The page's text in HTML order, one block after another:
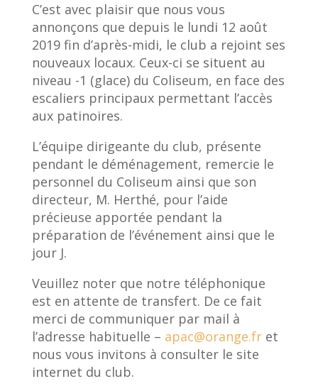
C’est avec plaisir que nous vous
annonçons que depuis le lundi 12 août
2019 fin d’après-midi, le club a rejoint ses
nouveaux locaux. Ceux-ci se situent au
niveau -1 (glace) du Coliseum, en face des
escaliers principaux permettant l’accès
aux patinoires.
L’équipe dirigeante du club, présente
pendant le déménagement, remercie le
personnel du Coliseum ainsi que son
directeur, M. Herthé, pour l’aide
précieuse apportée pendant la
préparation de l’événement ainsi que le
jour J.
Veuillez noter que notre téléphonique
est en attente de transfert. De ce fait
merci de communiquer par mail à
l’adresse habituelle – apac@orange.fr et
nous vous invitons à consulter le site
internet du club.